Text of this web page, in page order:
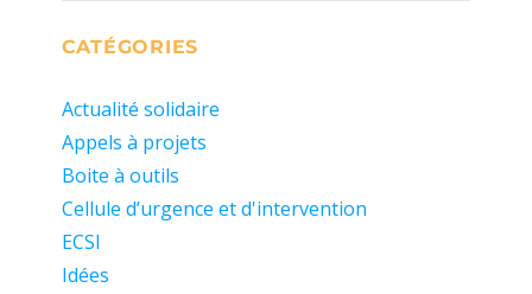
CATÉGORIES
Actualité solidaire
Appels à projets
Boite à outils
Cellule d’urgence et d'intervention
ECSI
Idées